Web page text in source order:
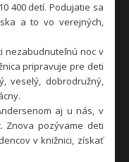
400 detí. Podujatie sa
a to vo verejných,
nezabudnuteľnú noc v
pripravuje pre deti
veselý, dobrodružný,
aj u nás, v
Znova pozývame deti
v knižnici, získať